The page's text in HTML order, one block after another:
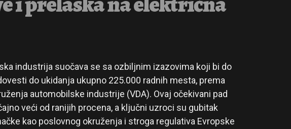
industrija suočava se sa ozbiljnim izazovima koji bi do
do ukidanja ukupno 225.000 radnih mesta, prema
automobilske industrije (VDA). Ovaj očekivani pad
veći od ranijih procena, a ključni uzroci su gubitak
kao poslovnog okruženja i stroga regulativa Evropske